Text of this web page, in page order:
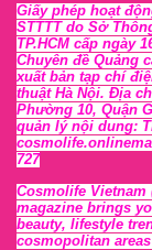
Giấy phép hoạt
STTTT do Sở
TP.HCM cấp ngày
Chuyên đề Quảng
xuất bản tạp chí
thuật Hà Nội. Địa
Phường 10, Quận
quản lý nội dung:
727
Cosmolife Vietnam
magazine brings
beauty, lifestyle
cosmopolitan